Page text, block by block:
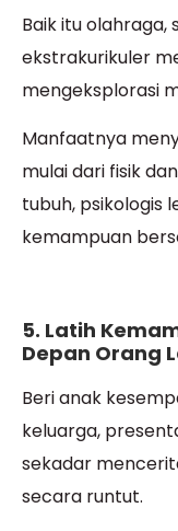
Baik itu olahraga,
ekstrakurikuler
mengeksplorasi
Manfaatnya
mulai dari fisik
tubuh, psikologis
kemampuan
5. Latih
Depan Orang
Beri anak
keluarga,
sekadar
secara runtut.